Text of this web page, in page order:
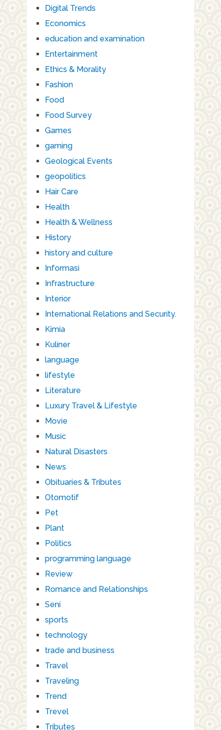
Digital Trends
Economics
education and examination
Entertainment
Ethics & Morality
Fashion
Food
Food Survey
Games
gaming
Geological Events
geopolitics
Hair Care
Health
Health & Wellness
History
history and culture
Informasi
Infrastructure
Interior
International Relations and Security.
Kimia
Kuliner
language
lifestyle
Literature
Luxury Travel & Lifestyle
Movie
Music
Natural Disasters
News
Obituaries & Tributes
Otomotif
Pet
Plant
Politics
programming language
Review
Romance and Relationships
Seni
sports
technology
trade and business
Travel
Traveling
Trend
Trevel
Tributes